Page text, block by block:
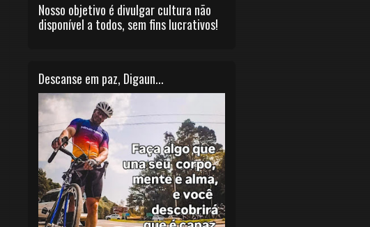
Nosso objetivo é divulgar cultura não
disponível a todos, sem fins lucrativos!
Descanse em paz, Digaun...